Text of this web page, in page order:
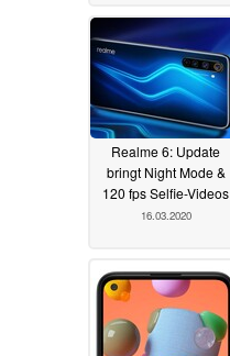
Realme 6: Update
bringt Night Mode &
120 fps Selfie-Videos
16.03.2020